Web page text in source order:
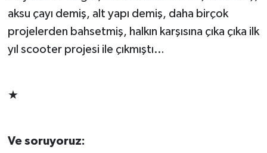
aksu çayı demiş, alt yapı demiş, daha birçok
projelerden bahsetmiş, halkın karşısına çıka çıka ilk
yıl scooter projesi ile çıkmıştı…
★
Ve soruyoruz: